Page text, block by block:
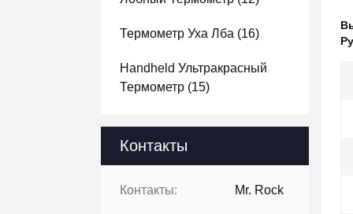
Термометр Уха Лба (16)
Handheld Ультракрасный
Термометр (15)
Контакты
Контакты: Mr. Rock